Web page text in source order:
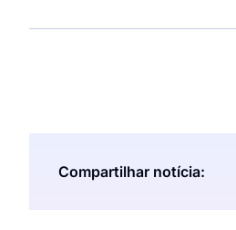
Compartilhar notícia: